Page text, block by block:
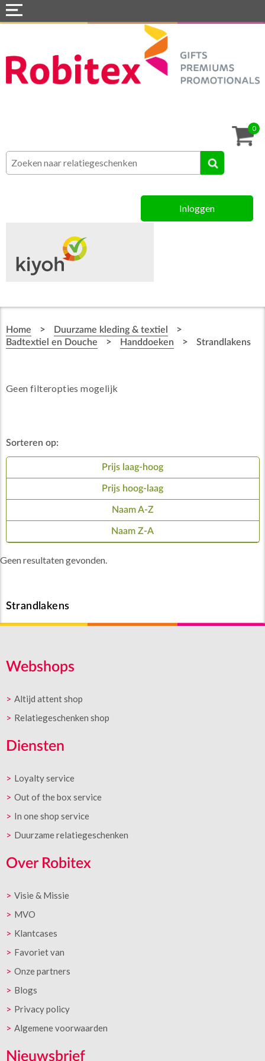
0
Inloggen
Webshops
Textiel
Home > Duurzame kleding & textiel >
Badtextiel en Douche > Handdoeken > Strandlakens
Geen filteropties mogelijk
Sorteren op:
Prijs laag-hoog
Prijs hoog-laag
Naam A-Z
Naam Z-A
Geen resultaten gevonden.
Strandlakens
Webshops
Altijd attent shop
Relatiegeschenken shop
Diensten
Loyalty service
Out of the box service
In one shop service
Duurzame relatiegeschenken
Over Robitex
Visie & Missie
MVO
Klantcases
Favoriet van
Onze partners
Blogs
Privacy policy
Algemene voorwaarden
Nieuwsbrief